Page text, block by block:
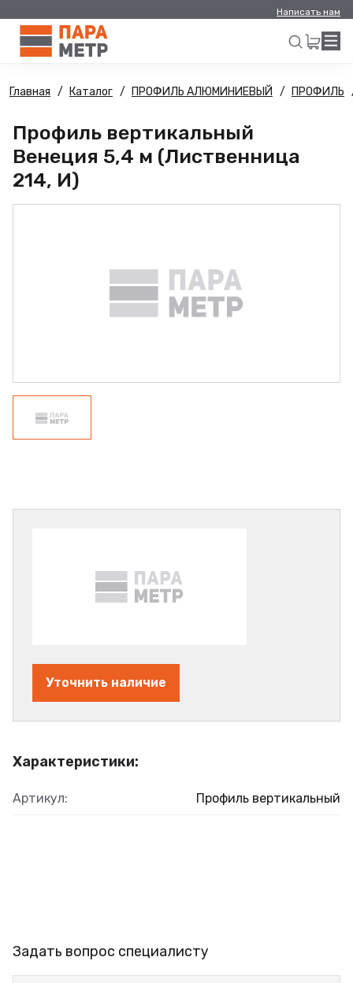
Написать нам
Искать
Главная Каталог ПРОФИЛЬ АЛЮМИНИЕВЫЙ ПРОФИЛЬ
Профиль вертикальный
Венеция 5,4 м (Лиственница
214, И)
Характеристики:
Артикул: Профиль вертикальный
Уточнить наличие
Задать вопрос специалисту